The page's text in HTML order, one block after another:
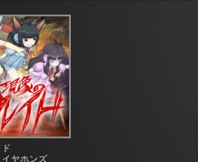
ヤホンズ